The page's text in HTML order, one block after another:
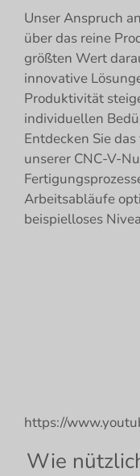
Unser Anspruch
über das reine
größten Wert
innovative
Produktivität
individuellen
Entdecken Sie
unserer CNC-V-
Arbeitsabläufe
beispielloses
https://
Wie